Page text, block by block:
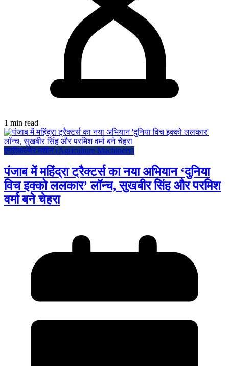
1 min read
एग्रीकल्चर मशीन (Agriculture Machinery)
पंजाब में महिंद्रा ट्रैक्टर्स का नया अभियान ‘दुनिया
विच इक्को ललकार’ लॉन्च, सुखबीर सिंह और परमिश
वर्मा बने चेहरा